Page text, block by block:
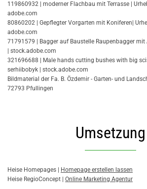
119860932 | moderner Flachbau mit Terrasse |
adobe.​com
80860202 | Gepflegter Vorgarten mit Koniferen|
adobe.​com
71791579 | Bagger auf Baustelle Raupenbagger mit
| stock.​adobe.​com
321696688 | Male hands cutting bushes with big
serhiibobyk | stock.​adobe.​com
Bild­ma­te­ri­al der Fa. B. Özdemir - Garten- und
72793 Pfullingen
Umsetzung
Heise Home­pages |
Home­page er­stel­len las­sen
Heise Re­gio­Con­cept | On­line Mar­ke­ting Agen­tur